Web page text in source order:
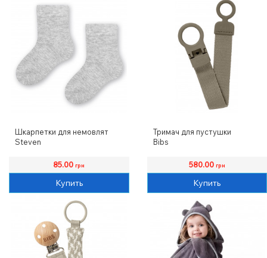
Шкарпетки для немовлят
Steven
85.00грн
Купить
Тримач для пустушки
Bibs
580.00 грн
Купить